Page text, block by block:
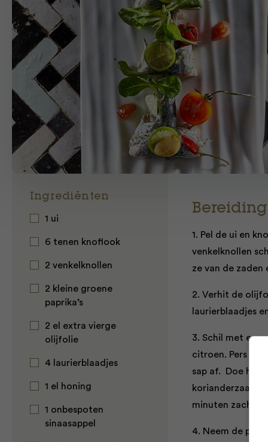
Ingrediënten
1 ui
6 tenen knoflook
2 venkelknollen
2 kleine groene
paprika’s
2 el extra vierge
olijfolie
4 laurierblaadjes
1 el honing
1 onbespoten
sinaasappel
Bereiding
1. Pel de ui en
venkelknollen
ze van de zaden
2. Verhit de
laurierblaadjes
3. Schil met een
citroen. Pers de
sap af. Doe het
korianderzaad
minuten
4. Neem de pan